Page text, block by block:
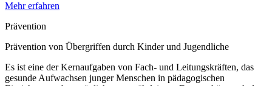
Mehr erfahren
Prävention
Prävention von Übergriffen durch Kinder und Jugendliche
Es ist eine der Kernaufgaben von Fach- und Leitungskräften, das
gesunde Aufwachsen junger Menschen in pädagogischen